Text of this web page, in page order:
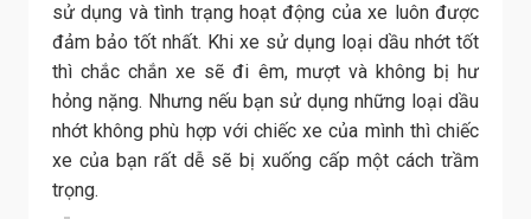
sử dụng và tình trạng hoạt động của xe luôn được
đảm bảo tốt nhất. Khi xe sử dụng loại dầu nhớt tốt
thì chắc chắn xe sẽ đi êm, mượt và không bị hư
hỏng nặng. Nhưng nếu bạn sử dụng những loại dầu
nhớt không phù hợp với chiếc xe của mình thì chiếc
xe của bạn rất dễ sẽ bị xuống cấp một cách trầm
trọng.